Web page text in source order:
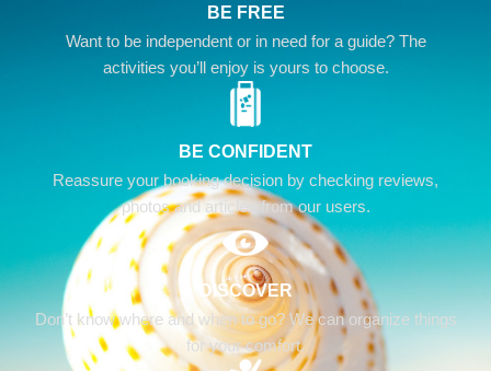
BE FREE
Want to be independent or in need for a guide? The
activities you’ll enjoy is yours to choose.
BE CONFIDENT
Reassure your booking decision by checking reviews,
photos and articles from our users.
DISCOVER
Don’t know where and when to go? We can organize things
for your comfort.